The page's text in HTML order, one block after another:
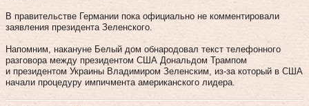
В правительстве Германии пока официально не комментировали
заявления президента Зеленского.
Напомним, накануне Белый дом обнародовал текст телефонного
разговора между президентом США Дональдом Трампом
и президентом Украины Владимиром Зеленским, из-за который в США
начали процедуру импичмента американского лидера.